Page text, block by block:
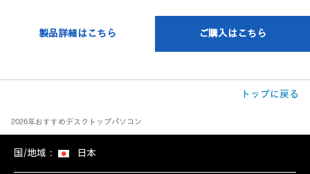
製品詳細はこちら ご購入はこちら
トップに戻る
2026年おすすめデスクトップパソコン
国/地域： 日本